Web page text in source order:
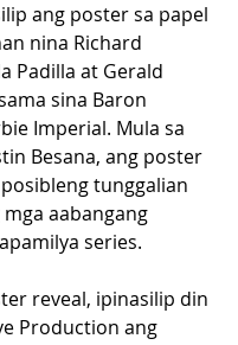
ang poster sa papel
nina Richard
Padilla at Gerald
sina Baron
Imperial. Mula sa
Besana, ang poster
tunggalian
aabangang
series.
reveal, ipinasilip din
Production ang